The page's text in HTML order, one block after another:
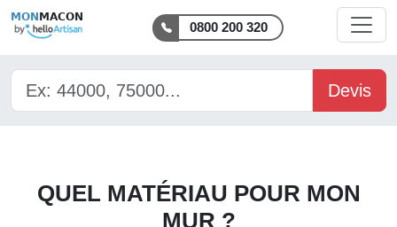
MON MACON
0800 200 320
Devis
QUEL MATÉRIAU POUR MON
MUR ?